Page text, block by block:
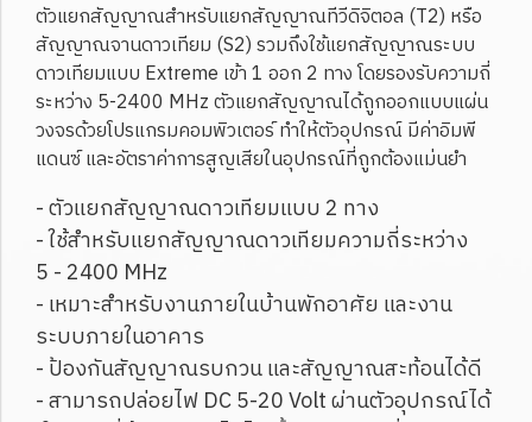
ตัวแยกสัญญาณสำหรับแยกสัญญาณทีวีดิจิตอล (T2) หรือ
สัญญาณจานดาวเทียม (S2) รวมถึงใช้แยกสัญญาณระบบ
ดาวเทียมแบบ Extreme เข้า 1 ออก 2 ทาง โดยรองรับความถี่
ระหว่าง 5-2400 MHz ตัวแยกสัญญาณได้ถูกออกแบบแผ่น
วงจรด้วยโปรแกรมคอมพิวเตอร์ ทำให้ตัวอุปกรณ์ มีค่าอิมพี
แดนซ์ และอัตราค่าการสูญเสียในอุปกรณ์ที่ถูกต้องแม่นยำ
- ตัวแยกสัญญาณดาวเทียมแบบ 2 ทาง
- ใช้สำหรับแยกสัญญาณดาวเทียมความถี่ระหว่าง
5 - 2400 MHz
- เหมาะสำหรับงานภายในบ้านพักอาศัย และงาน
ระบบภายในอาคาร
- ป้องกันสัญญาณรบกวน และสัญญาณสะท้อนได้ดี
- สามารถปล่อยไฟ DC 5-20 Volt ผ่านตัวอุปกรณ์ได้